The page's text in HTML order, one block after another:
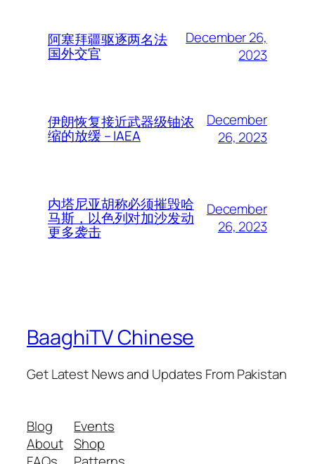
阿塞拜疆驱逐两名法
国外交官
December 26,
2023
伊朗恢复接近武器级铀浓
缩的放缓 – IAEA
December
26, 2023
内塔尼亚胡称必须摧毁哈
马斯，以色列对加沙发动
更多袭击
December
26, 2023
BaaghiTV Chinese
Get Latest News and Updates From Pakistan
Blog
About
Events
Shop